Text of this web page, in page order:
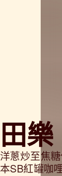
田
洋蔥炒至焦
本SB紅罐咖